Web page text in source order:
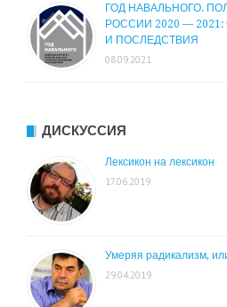
ГОД НАВАЛЬНОГО.
РОССИИ 2020 —
И ПОСЛЕДСТВИЯ
08.09.2021
ДИСКУССИЯ
Лексикон на лексикон
17.06.2019
Умеряя радикализм,
29.04.2019